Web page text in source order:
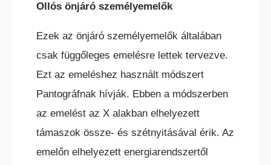
ELEKTROMOS TOLÓOSZLOPOS
KESKENY-FOLYOSÓS
TARGONCA
Ollós önjáró személyemelők
Ezek az önjáró személyemelők általában
csak függőleges emelésre lettek tervezve.
Ezt az emeléshez használt módszert
Pantográfnak hívják. Ebben a módszerben
az emelést az X alakban elhelyezett
támaszok össze- és szétnyitásával érik. Az
emelőn elhelyezett energiarendszertől